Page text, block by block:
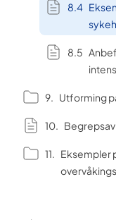
Utforming
Eksempler